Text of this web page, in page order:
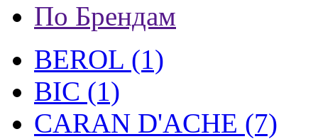
По Брендам
BEROL (1)
BIC (1)
CARAN D'ACHE (7)